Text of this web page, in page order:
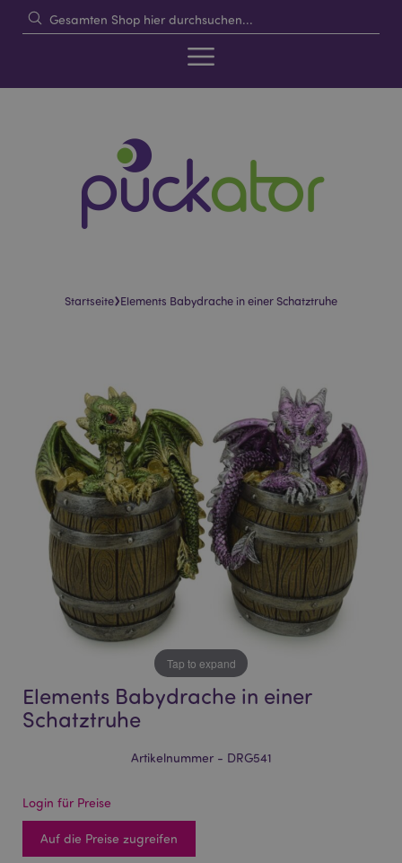
Startseite›Elements Babydrache in einer Schatztruhe
images
gallery
images
gallery
Tap to expand
Elements Babydrache in einer
Schatztruhe
Artikelnummer - DRG541
Login für Preise
Auf die Preise zugreifen